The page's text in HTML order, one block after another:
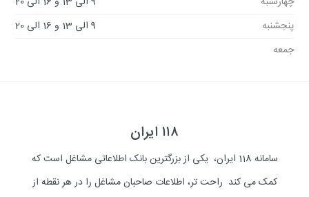
پنجشنبه
9 الی 13 و 16 الی 20
جمعه
۱۱۸ ایران
سامانه 118 ایران، یکی از بزرگترین بانک اطلاعاتی مشاغل است که
کمک می کند راحت تر، اطلاعات صاحبان مشاغل را در هر نقطه از